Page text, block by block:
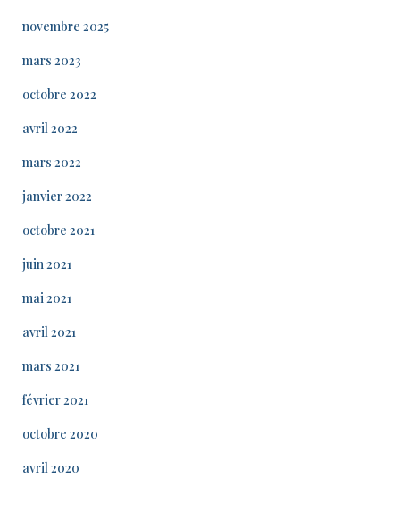
novembre 2025
mars 2023
octobre 2022
avril 2022
mars 2022
janvier 2022
octobre 2021
juin 2021
mai 2021
avril 2021
mars 2021
février 2021
octobre 2020
avril 2020